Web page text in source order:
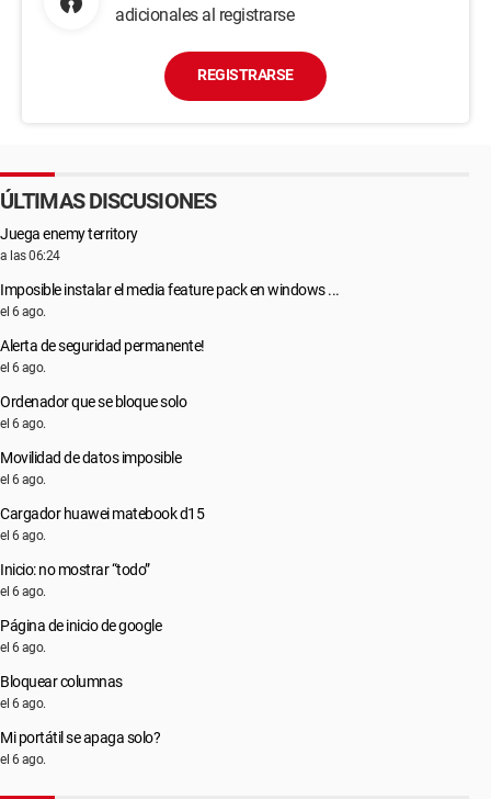
adicionales al registrarse
REGISTRARSE
ÚLTIMAS DISCUSIONES
Juega enemy territory
a las 06:24
Imposible instalar el media feature pack en windows ...
el 6 ago.
Alerta de seguridad permanente!
el 6 ago.
Ordenador que se bloque solo
el 6 ago.
Movilidad de datos imposible
el 6 ago.
Cargador huawei matebook d15
el 6 ago.
Inicio: no mostrar “todo”
el 6 ago.
Página de inicio de google
el 6 ago.
Bloquear columnas
el 6 ago.
Mi portátil se apaga solo?
el 6 ago.